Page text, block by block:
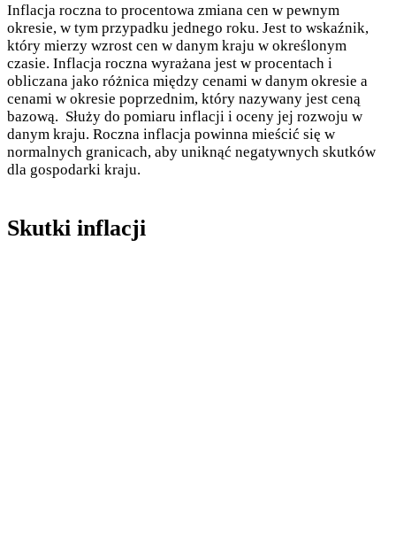
Inflacja roczna to procentowa zmiana cen w pewnym
okresie, w tym przypadku jednego roku. Jest to wskaźnik,
który mierzy wzrost cen w danym kraju w określonym
czasie. Inflacja roczna wyrażana jest w procentach i
obliczana jako różnica między cenami w danym okresie a
cenami w okresie poprzednim, który nazywany jest ceną
bazową. Służy do pomiaru inflacji i oceny jej rozwoju w
danym kraju. Roczna inflacja powinna mieścić się w
normalnych granicach, aby uniknąć negatywnych skutków
dla gospodarki kraju.
Skutki inflacji